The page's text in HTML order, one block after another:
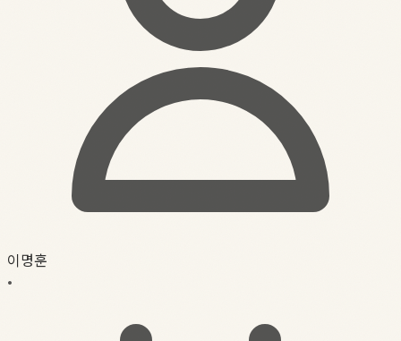
이명훈
•